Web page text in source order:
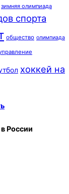
зимняя олимпиада
спорта
общество олимпиада
хоккей на
России